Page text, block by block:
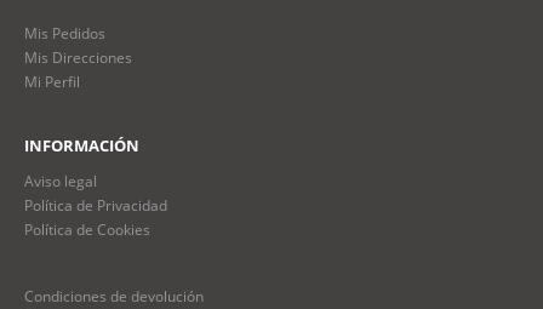
Mis Pedidos
Mis Direcciones
Mi Perfil
INFORMACIÓN
Aviso legal
Política de Privacidad
Política de Cookies
Condiciones de devolución